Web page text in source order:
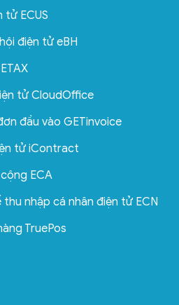
tử ECUS
điện tử eBH
tử CloudOffice
đầu vào GETinvoice
tử iContract
ECA
nhập cá nhân điện tử ECN
TruePos